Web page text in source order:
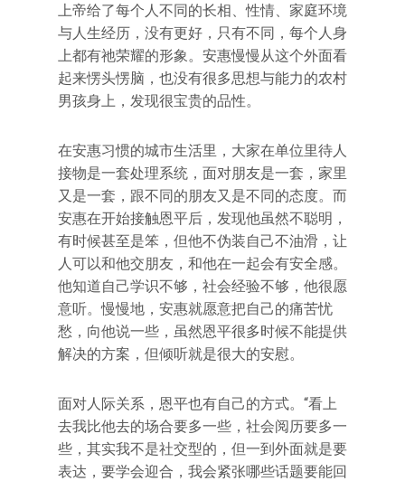
上帝给了每个人不同的长相、性情、家庭环境
与人生经历，没有更好，只有不同，每个人身
上都有祂荣耀的形象。安惠慢慢从这个外面看
起来愣头愣脑，也没有很多思想与能力的农村
男孩身上，发现很宝贵的品性。
在安惠习惯的城市生活里，大家在单位里待人
接物是一套处理系统，面对朋友是一套，家里
又是一套，跟不同的朋友又是不同的态度。而
安惠在开始接触恩平后，发现他虽然不聪明，
有时候甚至是笨，但他不伪装自己不油滑，让
人可以和他交朋友，和他在一起会有安全感。
他知道自己学识不够，社会经验不够，他很愿
意听。慢慢地，安惠就愿意把自己的痛苦忧
愁，向他说一些，虽然恩平很多时候不能提供
解决的方案，但倾听就是很大的安慰。
面对人际关系，恩平也有自己的方式。“看上
去我比他去的场合要多一些，社会阅历要多一
些，其实我不是社交型的，但一到外面就是要
表达，要学会迎合，我会紧张哪些话题要能回